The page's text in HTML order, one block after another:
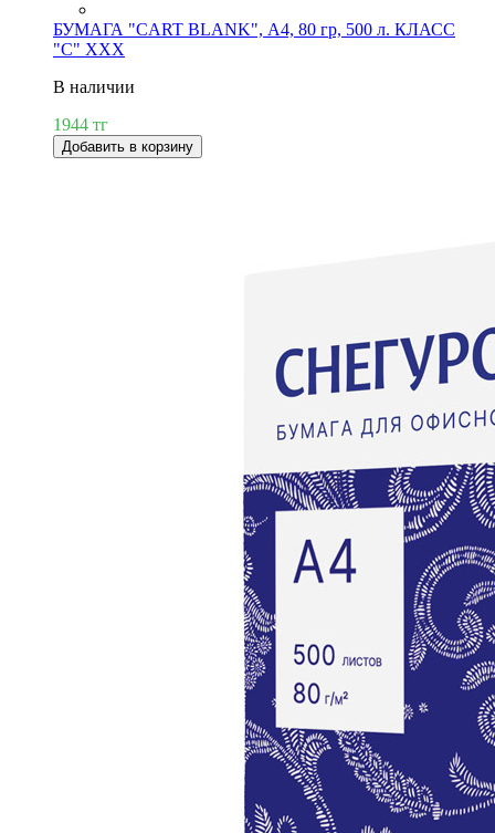
БУМАГА "CART BLANK", А4, 80 гр, 500 л. КЛАСС
"С" XXX
В наличии
1944 тг
Добавить в корзину